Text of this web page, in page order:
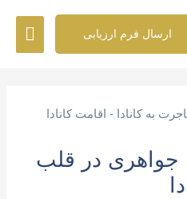
ارسال فرم ارزیابی
جواهری در قلب